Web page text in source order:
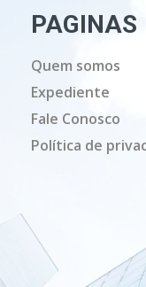
PAGINAS
Quem somos
Expediente
Fale Conosco
Política de